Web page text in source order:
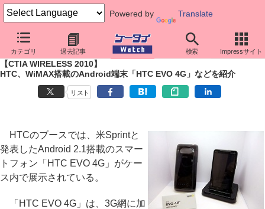
Powered by Translate
カテゴリ 過去記事 検索 Impressサイト
ケータイ Watch イベント CTIA Wireless
2010
【CTIA WIRELESS 2010】
HTC、WiMAX搭載のAndroid端末「HTC EVO 4G」などを紹介
リスト
HTCのブースでは、米Sprintと
発表したAndroid 2.1搭載のスマー
トフォン「HTC EVO 4G」がケー
ス内で展示されている。
「HTC EVO 4G」は、3G網に加